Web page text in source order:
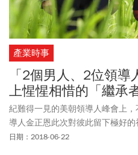
產業時事
「2個男人、2位領
上惺惺相惜的「繼承
紀難得一見的美朝領導人峰會上
導人金正恩此次對彼此留下極好
華洋溢」、「極度可敬與聰明的談
日期：2018-06-22